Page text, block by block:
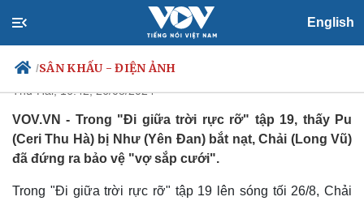
English
/SÂN KHẤU - ĐIỆN ẢNH
Chính trị
Tổ chức nhân sự
Xã hội
Dự báo thời tiết
"Đi giữa trời rực rỡ" tập 19: Chải
"xử lý" Như vì bắt nạt Pu
Thứ Hai, 16:42, 26/08/2024
VOV.VN - Trong "Đi giữa trời rực rỡ" tập 19, thấy Pu
(Ceri Thu Hà) bị Như (Yên Đan) bắt nạt, Chải (Long Vũ)
đã đứng ra bảo vệ "vợ sắp cưới".
Trong "Đi giữa trời rực rỡ" tập 19 lên sóng tối 26/8, Chải